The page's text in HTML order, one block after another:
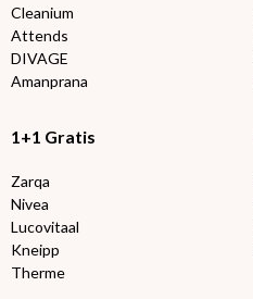
Cleanium
Attends
DIVAGE
Amanprana
1+1 Gratis
Zarqa
Nivea
Lucovitaal
Kneipp
Therme